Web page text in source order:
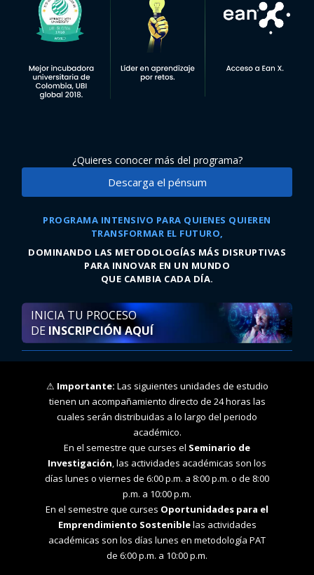
¿Quieres conocer más del programa?
Descarga el pénsum
PROGRAMA INTENSIVO PARA QUIENES QUIEREN
TRANSFORMAR EL FUTURO,
DOMINANDO LAS METODOLOGÍAS MÁS DISRUPTIVAS
PARA INNOVAR EN UN MUNDO
QUE CAMBIA CADA DÍA.
INICIA TU PROCESO
DE INSCRIPCIÓN AQUÍ
⚠ Importante: Las siguientes unidades de estudio
tienen un acompañamiento directo de 24 horas las
cuales serán distribuidas a lo largo del periodo
académico.
En el semestre que curses el Seminario de
Investigación, las actividades académicas son los
días lunes o viernes de 6:00 p.m. a 8:00 p.m. o de 8:00
p.m. a 10:00 p.m.
En el semestre que curses Oportunidades para el
Emprendimiento Sosteniblelas actividades
académicas son los días lunes en metodología PAT
de 6:00 p.m. a 10:00 p.m.